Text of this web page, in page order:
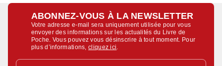
ABONNEZ-VOUS À LA NEWSLETTER
Votre adresse e-mail sera uniquement utilisée pour vous
envoyer des informations sur les actualités du Livre de
Poche. Vous pouvez vous désinscrire à tout moment. Pour
plus d’informations,cliquez ici